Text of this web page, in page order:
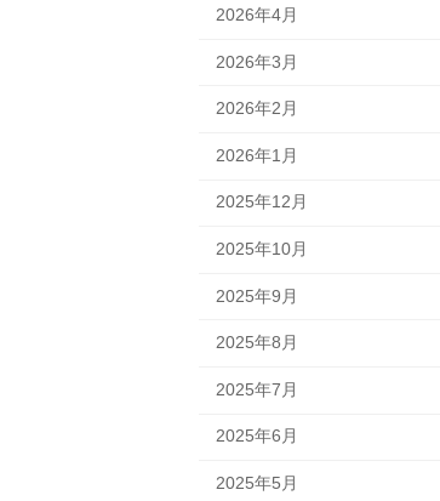
2026年4月
2026年3月
2026年2月
2026年1月
2025年12月
2025年10月
2025年9月
2025年8月
2025年7月
2025年6月
2025年5月